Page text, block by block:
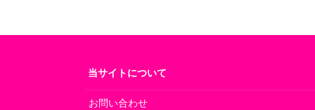
当サイトについて
お問い合わせ